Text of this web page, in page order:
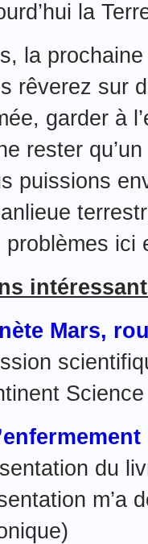
la
la
rêverez sur
garder à
rester
puissions
problèmes ici
Mars,
du
m’a